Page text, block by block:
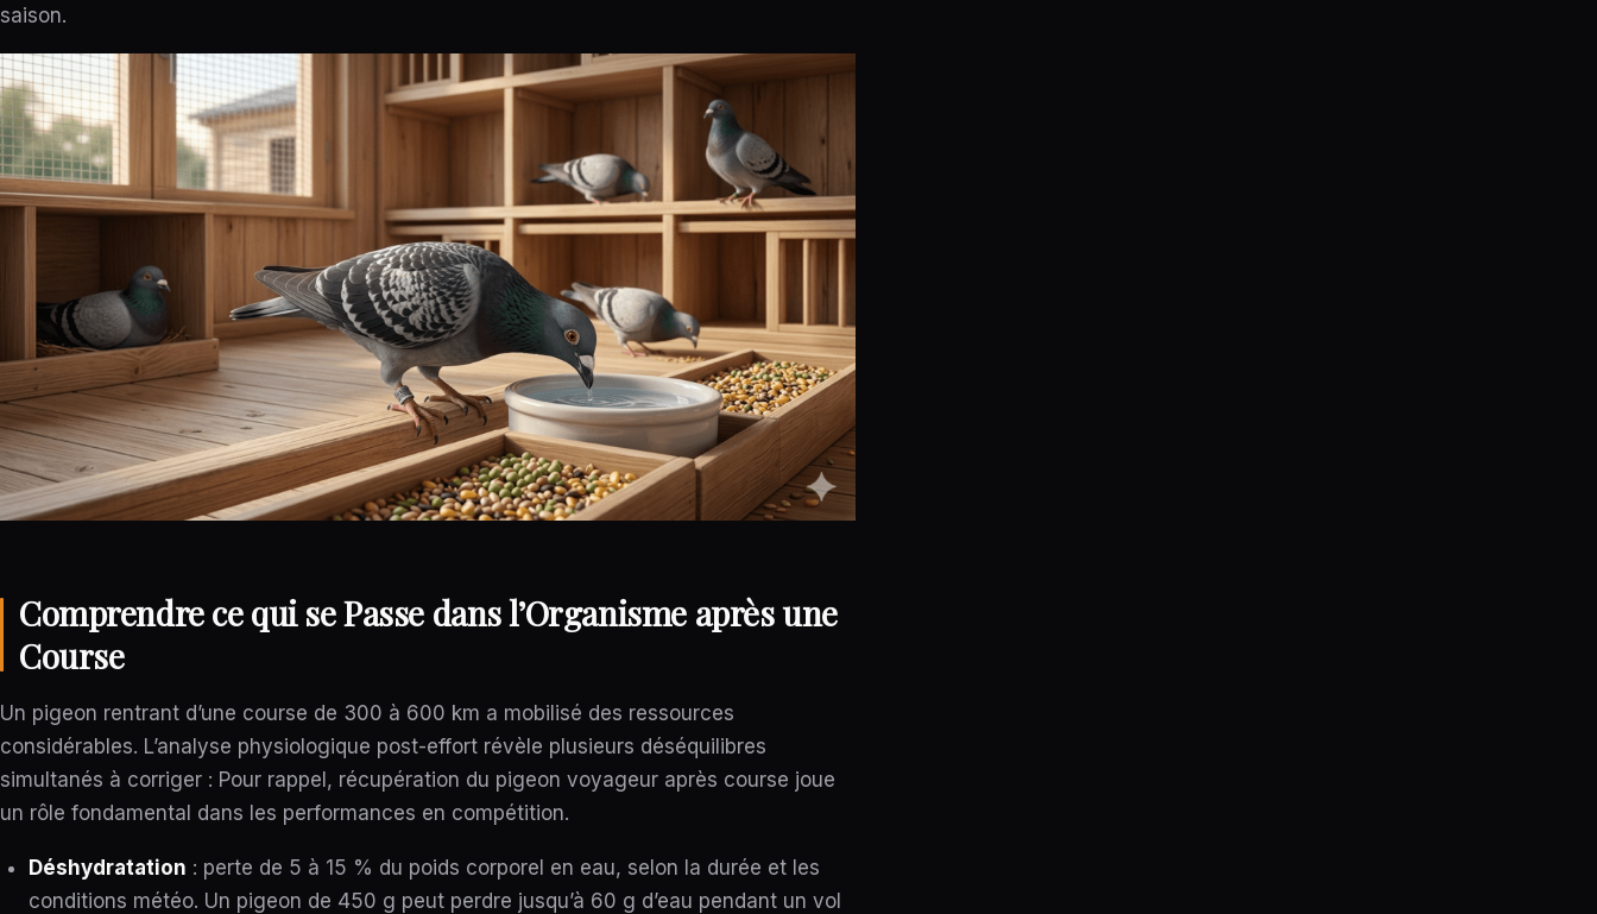
saison.
Comprendre ce qui se Passe dans l’Organisme après une
Course
Un pigeon rentrant d’une course de 300 à 600 km a mobilisé des ressources
considérables. L’analyse physiologique post-effort révèle plusieurs déséquilibres
simultanés à corriger : Pour rappel, récupération du pigeon voyageur après course joue
un rôle fondamental dans les performances en compétition.
Déshydratation : perte de 5 à 15 % du poids corporel en eau, selon la durée et les
conditions météo. Un pigeon de 450 g peut perdre jusqu’à 60 g d’eau pendant un vol